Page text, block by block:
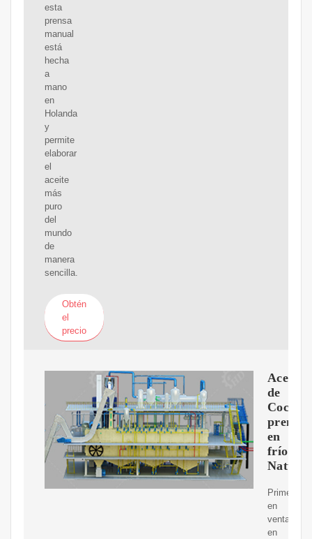
esta
prensa
manual
está
hecha
a
mano
en
Holanda
y
permite
elaborar
el
aceite
más
puro
del
mundo
de
manera
sencilla.
Obtén
el
precio
Aceite
de
Coco
en
frío
Primero
en
ventas
en